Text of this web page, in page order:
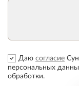
Даю согласие
персональных
обработки.